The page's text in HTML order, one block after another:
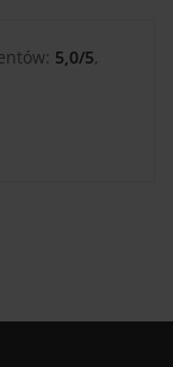
5,0/5,